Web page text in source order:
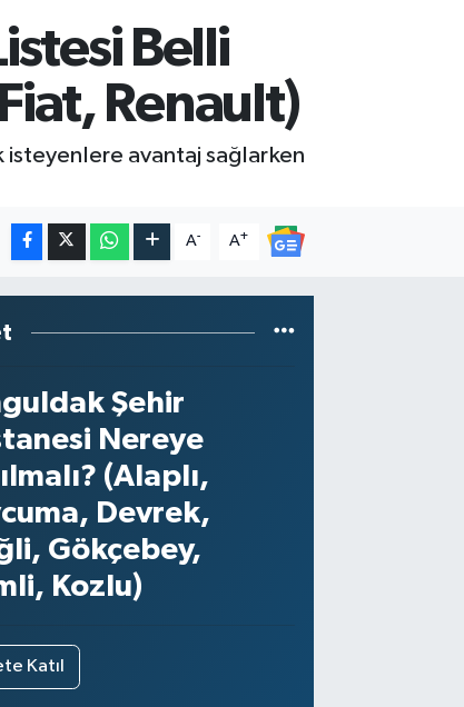
Belli
Renault)
isteyenlere avantaj sağlarken
A- A+
Şehir
Nereye
(Alaplı,
Devrek,
Gökçebey,
Kozlu)
Katıl